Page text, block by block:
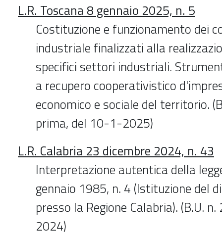
L.R. Toscana 8 gennaio 2025, n. 5
Costituzione e funzionamento dei
industriale finalizzati alla
specifici settori industriali.
a recupero cooperativistico
economico e sociale del territorio.
prima, del 10-1-2025)
L.R. Calabria 23 dicembre 2024, n. 43
Interpretazione autentica della
gennaio 1985, n. 4 (Istituzione del
presso la Regione Calabria). (B.U.
2024)